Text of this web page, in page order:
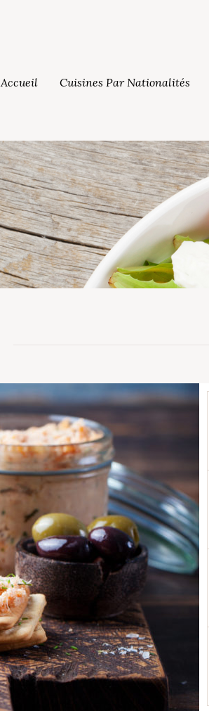
Accueil Cuisines Par Nationalités